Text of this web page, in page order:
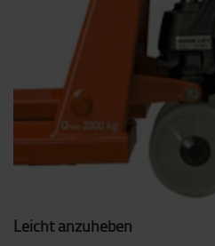
Leicht anzuheben